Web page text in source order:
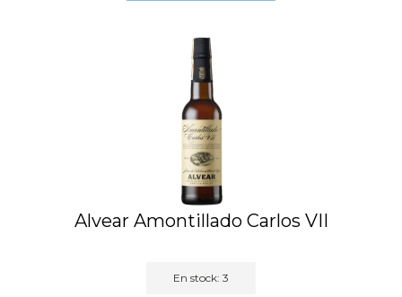
Alvear Amontillado Carlos VII
En stock: 3